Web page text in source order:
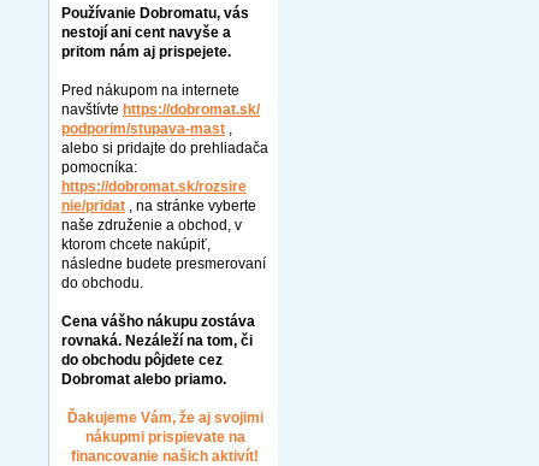
Používanie Dobromatu, vás
nestojí ani cent navyše a
pritom nám aj prispejete.
Pred nákupom na internete
navštívte https://dobromat.sk/
podporim/stupava-mast
alebo si pridajte do prehliadača
pomocníka:
https://dobromat.sk/rozsire
nie/pridat , na stránke vyberte
naše združenie a obchod, v
ktorom chcete nakúpiť,
následne budete presmerovaní
do obchodu.
Cena vášho nákupu zostáva
rovnaká. Nezáleží na tom, či
do obchodu pôjdete cez
Dobromat alebo priamo.
Ďakujeme Vám, že aj svojimi
nákupmi prispievate na
financovanie našich aktivít!